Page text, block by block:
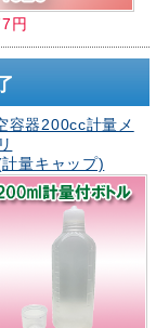
円
容器200cc計量メ
量キャップ)